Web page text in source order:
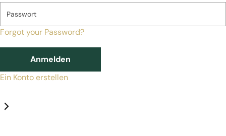
Passwort
Forgot your Password?
Anmelden
Ein Konto erstellen